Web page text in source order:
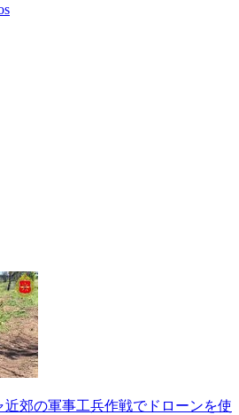
近郊の軍事工兵作戦でドローンを使